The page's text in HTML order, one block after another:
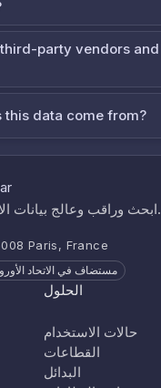
party vendors and
this data come from?
ابحث وراقب وعالج بيانات الاعتماد المخترقة في ثوانٍ.
Paris, France
مستضاف في الاتحاد
الحلول
حالات الاستخدام
القطاعات
البدائل